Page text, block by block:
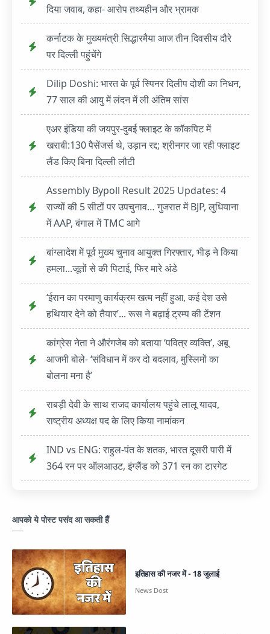
दिया जवाब, कहा- आरोप तथ्यहीन और भ्रामक
कर्नाटक के मुख्यमंत्री सिद्धारमैया आज तीन दिवसीय दौरे
पर दिल्ली पहुंचेंगे
Dilip Doshi: भारत के पूर्व स्पिनर दिलीप दोशी का निधन,
77 साल की आयु में लंदन में ली अंतिम सांस
एअर इंडिया की जयपुर-दुबई फ्लाइट के कॉकपिट में
खराबी:130 पैसेंजर्स थे, उड़ान रद्द; श्रीनगर जा रही फ्लाइट
लैंड किए बिना दिल्ली लौटी
Assembly Bypoll Result 2025 Updates: 4
राज्यों की 5 सीटों पर उपचुनाव… गुजरात में BJP, लुधियाना
में AAP, बंगाल में TMC आगे
बांग्लादेश में पूर्व मुख्य चुनाव आयुक्त गिरफ्तार, भीड़ ने किया
हमला...जूतों से की पिटाई, फिर मारे अंडे
‘ईरान का परमाणु कार्यक्रम खत्म नहीं हुआ, कई देश उसे
हथियार देने को तैयार’... रूस ने बढ़ाई ट्रम्प की टेंशन
कांग्रेस नेता ने औरंगजेब को बताया ‘पवित्र व्यक्ति’, अबू
आजमी बोले- ‘संविधान में कर दो बदलाव, मुस्लिमों का
बोलना मना है’
राबड़ी देवी के साथ राजद कार्यालय पहुंचे लालू यादव,
राष्ट्रीय अध्यक्ष पद के लिए किया नामांकन
IND vs ENG: राहुल-पंत के शतक, भारत दूसरी पारी में
364 रन पर ऑलआउट, इंग्लैंड को 371 रन का टारगेट
आपको ये पोस्ट पसंद आ सकती हैं
इतिहास की नजर में - 18 जुलाई